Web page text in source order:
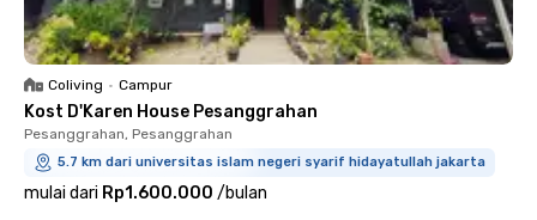
Coliving • Campur
Kost D'Karen House Pesanggrahan
Pesanggrahan, Pesanggrahan
5.7 km dari universitas islam negeri syarif hidayatullah jakarta
mulai dari Rp1.600.000 /bulan